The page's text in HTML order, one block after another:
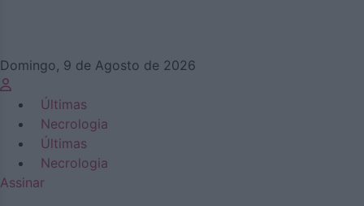
Domingo, 9 de Agosto de 2026
Últimas
Necrologia
Últimas
Necrologia
Assinar